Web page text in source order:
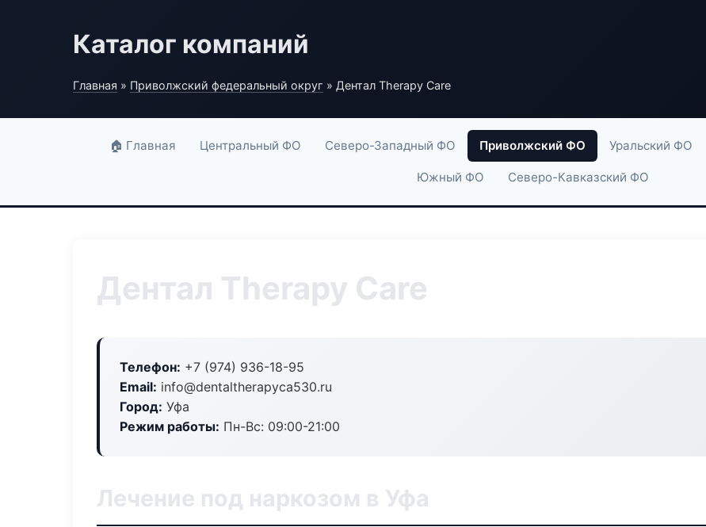
Каталог компаний
Главная » Приволжский федеральный округ » Дентал Therapy Care
🏠 Главная Центральный ФО Северо-Западный ФО Приволжский ФО Уральский ФО
Южный ФО Северо-Кавказский ФО
Дентал Therapy Care
Телефон: +7 (974) 936-18-95
Email: info@dentaltherapyca530.ru
Город: Уфа
Режим работы: Пн-Вс: 09:00-21:00
Лечение под наркозом в Уфа